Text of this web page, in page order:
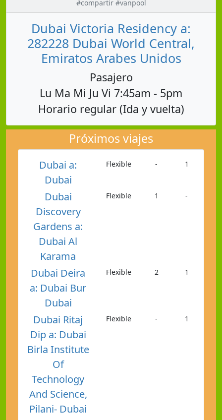
#compartir #vanpool
Dubai Victoria Residency a:
282228 Dubai World Central,
Emiratos Arabes Unidos
Pasajero
Lu Ma Mi Ju Vi 7:45am - 5pm
Horario regular (Ida y vuelta)
Próximos viajes
Dubai a:
Dubai
Flexible - 1
Dubai
Discovery
Gardens a:
Dubai Al
Karama
Flexible 1 -
Dubai Deira
a: Dubai Bur
Dubai
Flexible 2 1
Dubai Ritaj
Dip a: Dubai
Birla Institute
Of
Technology
And Science,
Pilani- Dubai
Flexible - 1